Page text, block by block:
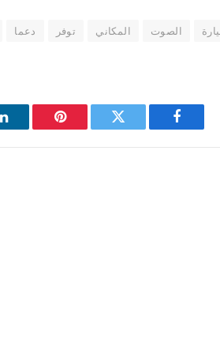
الصوت المكاني توفر دعما
فيسبوك
تويتر بينتيريست